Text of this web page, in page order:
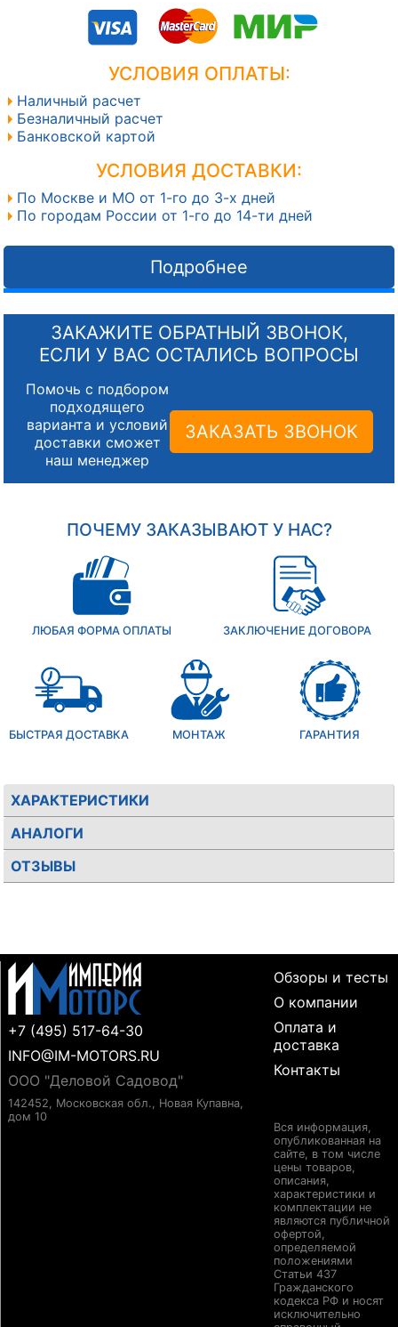
УСЛОВИЯ ОПЛАТЫ:
Наличный расчет
Безналичный расчет
Банковской картой
УСЛОВИЯ ДОСТАВКИ:
По Москве и МО от 1-го до 3-х дней
По городам России от 1-го до 14-ти дней
Подробнее
ЗАКАЖИТЕ ОБРАТНЫЙ ЗВОНОК,
ЕСЛИ У ВАС ОСТАЛИСЬ ВОПРОСЫ
Помочь с подбором
подходящего
варианта и условий
доставки сможет
наш менеджер
ЗАКАЗАТЬ ЗВОНОК
ПОЧЕМУ ЗАКАЗЫВАЮТ У НАС?
ЛЮБАЯ ФОРМА ОПЛАТЫ ЗАКЛЮЧЕНИЕ ДОГОВОРА
БЫСТРАЯ ДОСТАВКА МОНТАЖ ГАРАНТИЯ
ХАРАКТЕРИСТИКИ
АНАЛОГИ
ОТЗЫВЫ
+7 (495) 517-64-30
INFO@IM-MOTORS.RU
ООО "Деловой Садовод"
142452, Московская обл., Новая Купавна,
дом 10
Обзоры и тесты
О компании
Оплата и
доставка
Контакты
Вся информация,
опубликованная на
сайте, в том числе
цены товаров,
описания,
характеристики и
комплектации не
являются публичной
офертой,
определяемой
положениями
Статьи 437
Гражданского
кодекса РФ и носят
исключительно